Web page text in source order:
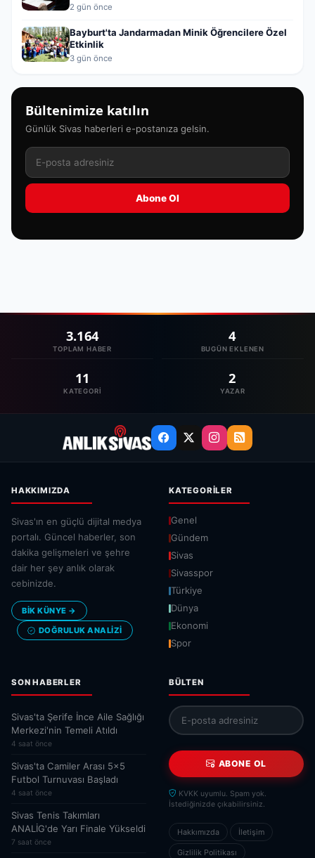
2 gün önce
Bayburt'ta Jandarmadan Minik Öğrencilere Özel
Etkinlik
3 gün önce
Bültenimize katılın
Günlük Sivas haberleri e-postanıza gelsin.
Abone Ol
3.164
TOPLAM HABER
4
BUGÜN EKLENEN
11
KATEGORI
2
YAZAR
HAKKIMIZDA
Sivas'ın en güçlü dijital medya
portalı. Güncel haberler, son
dakika gelişmeleri ve şehre
dair her şey anlık olarak
cebinizde.
BİK KÜNYE →
DOĞRULUK ANALIZI
KATEGORILER
Genel
Gündem
Sivas
Sivasspor
Türkiye
Dünya
Ekonomi
Spor
SON HABERLER
Sivas'ta Şerife İnce Aile Sağlığı
Merkezi'nin Temeli Atıldı
4 saat önce
Sivas'ta Camiler Arası 5x5
Futbol Turnuvası Başladı
4 saat önce
Sivas Tenis Takımları
ANALİG'de Yarı Finale Yükseldi
7 saat önce
BÜLTEN
ABONE OL
KVKK uyumlu. Spam yok.
İstediğinizde çıkabilirsiniz.
Hakkımızda İletişim
Gizlilik Politikası